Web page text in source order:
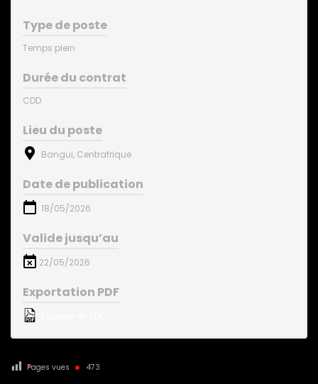
Type de poste
Temps plein
Durée du contrat
CDD
Lieu du poste
Bangui, Centrafrique
Date de publication
18/05/2026
Valide jusqu’au
22/05/2026
Exportation PDF
Pages vues 473